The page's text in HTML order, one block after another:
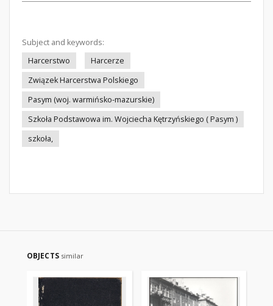
Subject and keywords:
Harcerstwo
Harcerze
Związek Harcerstwa Polskiego
Pasym (woj. warmińsko-mazurskie)
Szkoła Podstawowa im. Wojciecha Kętrzyńskiego ( Pasym )
szkoła,
OBJECTS similar